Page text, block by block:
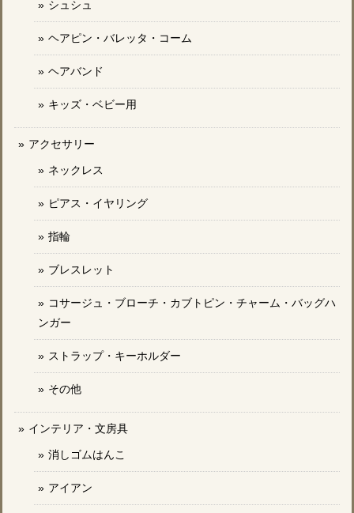
シュシュ
ヘアピン・バレッタ・コーム
ヘアバンド
キッズ・ベビー用
アクセサリー
ネックレス
ピアス・イヤリング
指輪
ブレスレット
コサージュ・ブローチ・カブトピン・チャーム・バッグハ
ンガー
ストラップ・キーホルダー
その他
インテリア・文房具
消しゴムはんこ
アイアン